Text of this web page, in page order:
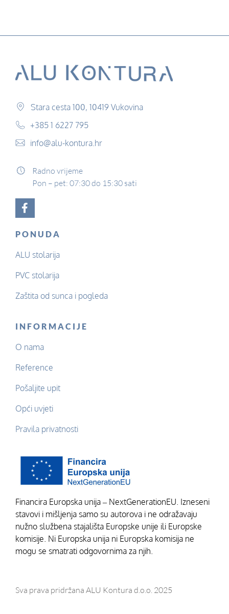
Stara cesta 100, 10419 Vukovina
+385 1 6227 795
info@alu-kontura.hr
Radno vrijeme
Pon – pet: 07:30 do 15:30 sati
PONUDA
ALU stolarija
PVC stolarija
Zaštita od sunca i pogleda
INFORMACIJE
O nama
Reference
Pošaljite upit
Opći uvjeti
Pravila privatnosti
Financira Europska unija – NextGenerationEU. Izneseni
stavovi i mišljenja samo su autorova i ne odražavaju
nužno službena stajališta Europske unije ili Europske
komisije. Ni Europska unija ni Europska komisija ne
mogu se smatrati odgovornima za njih.
Sva prava pridržana ALU Kontura d.o.o. 2025